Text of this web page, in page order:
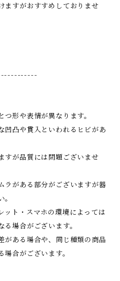
すがおすすめしておりませ
つ形や表情が異なります。
凹凸や貫入といわれるヒビがあ
すが品質には問題ございませ
ラがある部分がございますが器
ット・スマホの環境によっては
場合がございます。
がある場合や、同じ種類の商品
合がございます。